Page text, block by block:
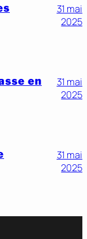
31 mai
2025
en
31 mai
2025
31 mai
2025